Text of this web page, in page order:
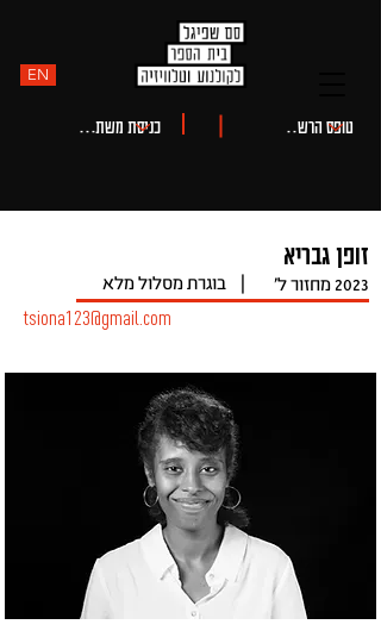
EN
זופן גבריא
מחזור ל'2023 בוגרת מסלול מלא
tsiona123@gmail.com